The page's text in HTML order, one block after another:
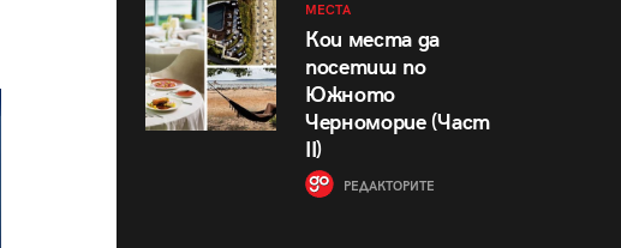
МЕСТА
Кои места да
посетиш по
Южното
Черноморие (Част
II)
РЕДАКТОРИТЕ